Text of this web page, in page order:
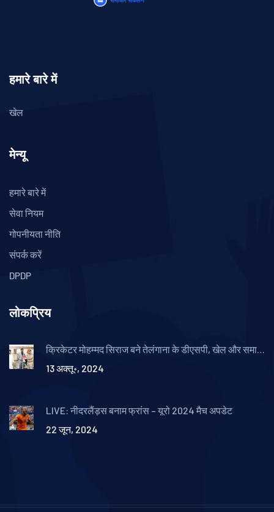
हमारे बारे में
खेल
मेन्यू
हमारे बारे में
सेवा नियम
गोपनीयता नीति
संपर्क करें
DPDP
लोकप्रिय
क्रिकेटर मोहम्मद सिराज बने तेलंगाना के डीएसपी, खेल और समाज
13 अक्तू॰, 2024
LIVE: नीदरलैंड्स बनाम फ्रांस – यूरो 2024 मैच अपडेट
22 जून, 2024